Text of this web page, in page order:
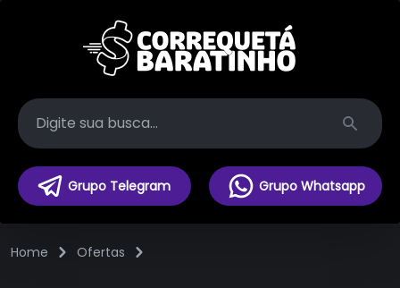
Search
Grupo Telegram Grupo Whatsapp
Home Ofertas